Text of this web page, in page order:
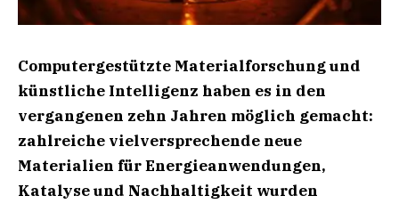
Computergestützte Materialforschung und
künstliche Intelligenz haben es in den
vergangenen zehn Jahren möglich gemacht:
zahlreiche vielversprechende neue
Materialien für Energieanwendungen,
Katalyse und Nachhaltigkeit wurden